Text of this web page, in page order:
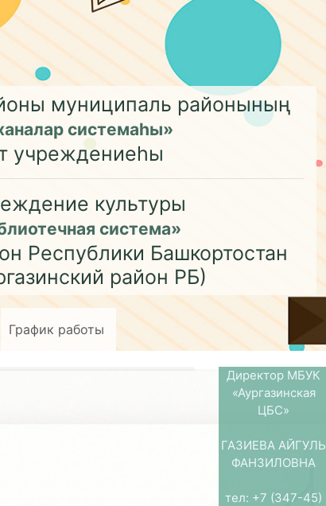
муниципаль районының
системаһы»
учреждениеһы
культуры
система»
Республики Башкортостан
район РБ)
График работы
Директор МБУК
«Аургазинская
ЦБС»
ГАЗИЕВА АЙГУЛЬ
ФАНЗИЛОВНА
тел: +7 (347-45)